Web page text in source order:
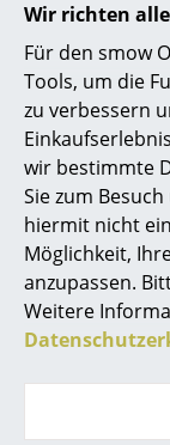
Wir richten
Für den smow
Tools, um die
zu verbessern
wir bestimmte
Sie zum
hiermit nicht
Möglichkeit,
anzupassen.
Weitere
Kinderbetten
Nachttische
... alle Betten
Accessoires
Uhren
Spiegel
Figuren &
Vasen
Tabletts
Cube Light